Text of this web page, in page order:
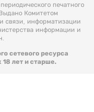
печатного
Комитетом
связи, информатизации
информации и
сетевого ресурса
лет и старше.